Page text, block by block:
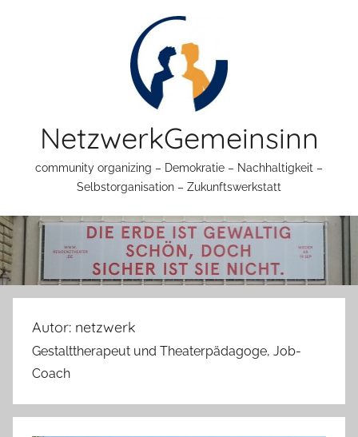
NetzwerkGemeinsinn
community organizing – Demokratie – Nachhaltigkeit –
Selbstorganisation – Zukunftswerkstatt
Autor: netzwerk
Gestalttherapeut und Theaterpädagoge, Job-
Coach